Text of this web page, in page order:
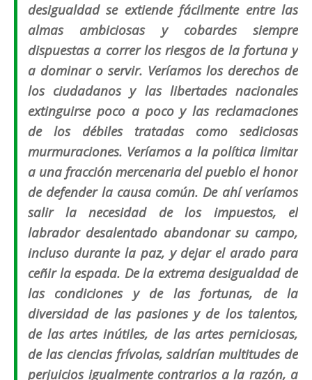
desigualdad se extiende fácilmente entre las
almas ambiciosas y cobardes siempre
dispuestas a correr los riesgos de la fortuna y
a dominar o servir. Veríamos los derechos de
los ciudadanos y las libertades nacionales
extinguirse poco a poco y las reclamaciones
de los débiles tratadas como sediciosas
murmuraciones. Veríamos a la política limitar
a una fracción mercenaria del pueblo el honor
de defender la causa común. De ahí veríamos
salir la necesidad de los impuestos, el
labrador desalentado abandonar su campo,
incluso durante la paz, y dejar el arado para
ceñir la espada. De la extrema desigualdad de
las condiciones y de las fortunas, de la
diversidad de las pasiones y de los talentos,
de las artes inútiles, de las artes perniciosas,
de las ciencias frívolas, saldrían multitudes de
perjuicios igualmente contrarios a la razón, a